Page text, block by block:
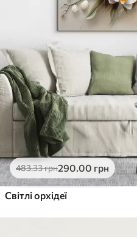
483.33грн290.00 грн
Світлі орхідеї